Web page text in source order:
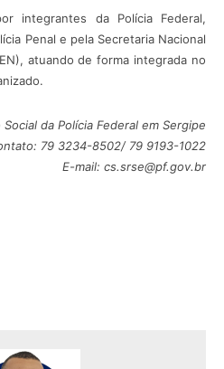
integrantes da Polícia Federal,
Penal e pela Secretaria Nacional
atuando de forma integrada no
Social da Polícia Federal em Sergipe
79 3234-8502/ 79 9193-1022
E-mail: cs.srse@pf.gov.br